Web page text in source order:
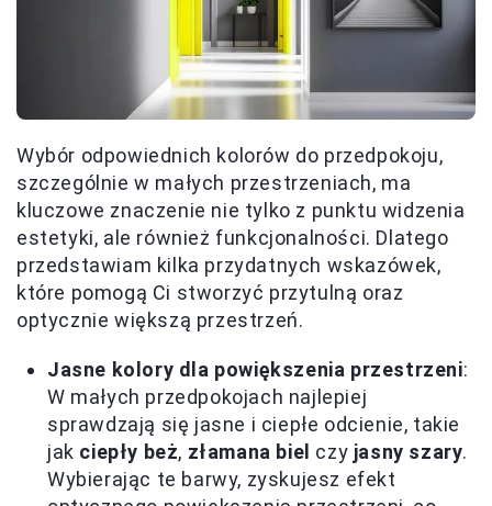
Wybór odpowiednich kolorów do przedpokoju,
szczególnie w małych przestrzeniach, ma
kluczowe znaczenie nie tylko z punktu widzenia
estetyki, ale również funkcjonalności. Dlatego
przedstawiam kilka przydatnych wskazówek,
które pomogą Ci stworzyć przytulną oraz
optycznie większą przestrzeń.
Jasne kolory dla powiększenia przestrzeni:
W małych przedpokojach najlepiej
sprawdzają się jasne i ciepłe odcienie, takie
jak ciepły beż, złamana biel czy jasny szary.
Wybierając te barwy, zyskujesz efekt